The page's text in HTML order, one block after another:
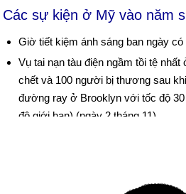
Các sự kiện ở Mỹ vào năm
Giờ tiết kiệm ánh sáng ban ngày
Vụ tai nạn tàu điện ngầm tồi tệ
chết và 100 người bị thương sau
đường ray ở Brooklyn với tốc độ
độ giới hạn) (ngày 2 tháng 11).
Ngày sinh Oral Roberts
với biệt danh Caligula (có nghĩa là